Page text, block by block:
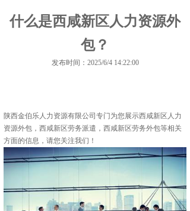
什么是西咸新区人力资源外
包？
发布时间：2025/6/4 14:22:00
陕西金伯乐人力资源有限公司专门为您展示西咸新区人力
资源外包 ，西咸新区劳务派遣，西咸新区劳务外包等相关
方面的信息，请您关注我们！